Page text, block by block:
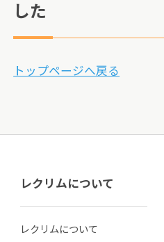
した
トップページへ戻る
レクリムについて
レクリムについて